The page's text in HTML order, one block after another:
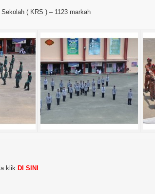
( KRS ) – 1123 markah
klik DI SINI